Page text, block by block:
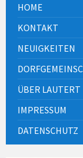
HOME
KONTAKT
NEUIGKEITEN
ÜBER LAUTERT
IMPRESSUM
DATENSCHUTZ